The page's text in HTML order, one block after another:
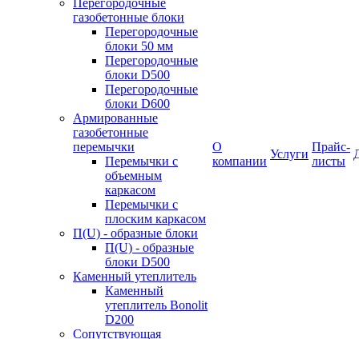
Перегородочные
газобетонные блоки
Перегородочные
блоки 50 мм
Перегородочные
блоки D500
Перегородочные
блоки D600
Армированные
газобетонные
перемычки
Перемычки с
объемным
каркасом
Перемычки с
плоским каркасом
П(U) - образные блоки
П(U) - образные
блоки D500
Каменный утеплитель
Каменный
утеплитель Bonolit
D200
Сопутствующая
О
компании
Услуги
Прайс-
листы